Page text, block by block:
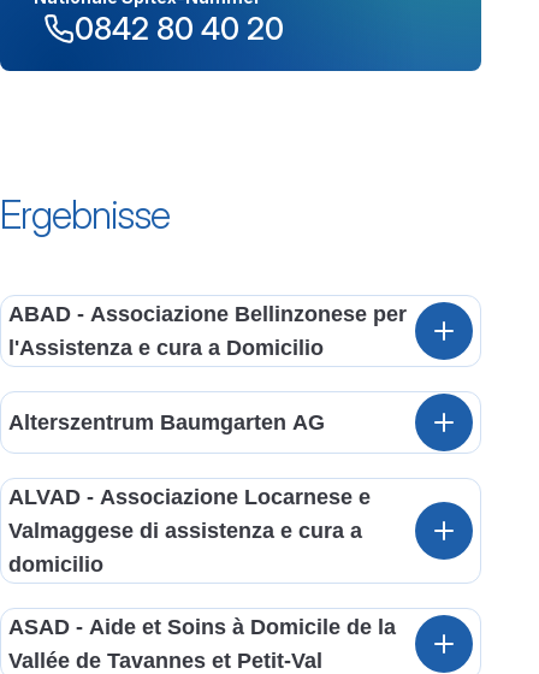
0842 80 40 20
Ergebnisse
ABAD - Associazione Bellinzonese per
l'Assistenza e cura a Domicilio
Alterszentrum Baumgarten AG
ALVAD - Associazione Locarnese e
Valmaggese di assistenza e cura a
domicilio
ASAD - Aide et Soins à Domicile de la
Vallée de Tavannes et Petit-Val